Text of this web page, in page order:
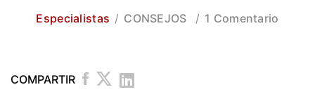
Especialistas CONSEJOS 1 Comentario
COMPARTIR